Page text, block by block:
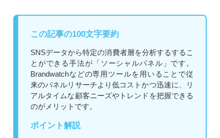
この記事の100文字要約
SNSデータから特定の消費者層を分析するするこ
とができる手法が「ソーシャルパネル」です。
Brandwatchなどの専用ツールを用いることで従
来のパネルリサーチより低コストかつ迅速に、リ
アルタイムな顧客ニーズやトレンドを把握できる
のがメリットです。
ポイント解説